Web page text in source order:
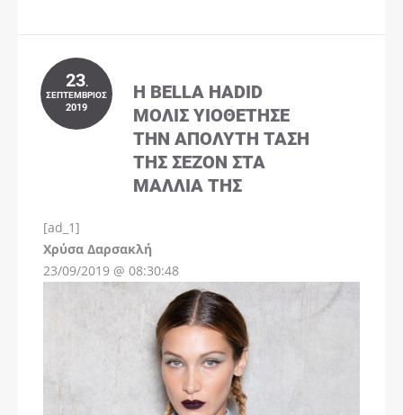
23.
ΣΕΠΤΈΜΒΡΙΟΣ
2019
Η BELLA HADID
ΜΌΛΙΣ ΥΙΟΘΈΤΗΣΕ
ΤΗΝ ΑΠΌΛΥΤΗ ΤΆΣΗ
ΤΗΣ ΣΕΖΌΝ ΣΤΑ
ΜΑΛΛΙΆ ΤΗΣ
[ad_1]
Χρύσα Δαρσακλή
23/09/2019 @ 08:30:48